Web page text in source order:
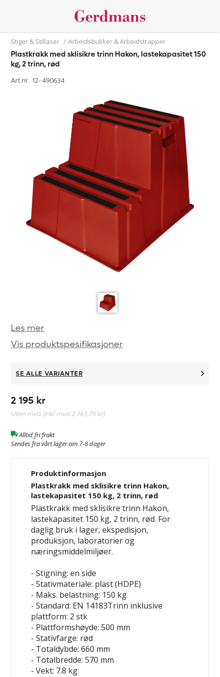
Stiger & Stillaser / Arbeidsbukker & Arbeidstrapper
Plastkrakk med sklisikre trinn Hakon, lastekapasitet 150
kg, 2 trinn, rød
Art.nr. 12-490634
Les mer
Vis produktspesifikasjoner
SE ALLE VARIANTER
2 195 kr
Uten mva (Inkl mva 2 743,75 kr)
Alltid fri frakt
Sendes fra vårt lager om 7-8 dager
Produktinformasjon
Plastkrakk med sklisikre trinn Hakon,
lastekapasitet 150 kg, 2 trinn, rød
Plastkrakk med sklisikre trinn Hakon,
lastekapasitet 150 kg, 2 trinn, rød. For
daglig bruk i lager, ekspedisjon,
produksjon, laboratorier og
næringsmiddelmiljøer.
- Stigning: en side
- Stativmateriale: plast (HDPE)
- Maks. belastning: 150 kg
- Standard: EN 14183Trinn inklusive
plattform: 2 stk
- Plattformshøyde: 500 mm
- Stativfarge: rød
- Totaldybde: 660 mm
- Totalbredde: 570 mm
- Vekt: 7.8 kg